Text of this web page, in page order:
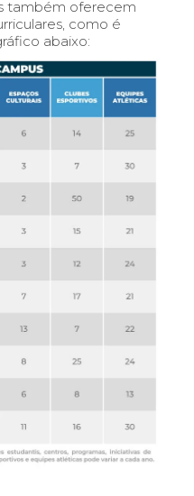
também oferecem
como é
abaixo: